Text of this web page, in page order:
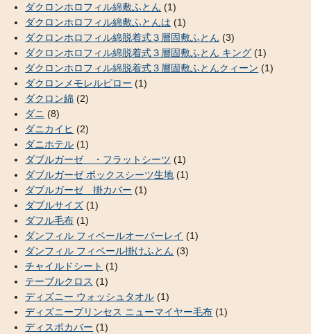
ダクロンホロフィル綿敷ふとん (1)
ダクロンホロフィル綿敷ふとんは (1)
ダクロンホロフィル綿脱着式３層固敷ふとん (3)
ダクロンホロフィル綿脱着式３層固敷ふとん キング (1)
ダクロンホロフィル綿脱着式３層固敷ふとんクィーン (1)
ダクロンメモレルピロー (1)
ダクロン綿 (2)
ダニ (8)
ダニカイヒ (2)
ダニホテル (1)
ダブルガーゼ ・フラットシーツ (1)
ダブルガーゼ ボックスシーツ生地 (1)
ダブルガーゼ 掛カバー (1)
ダブルサイズ (1)
ダフル毛布 (1)
ダンフィル フィベールオーバーレイ (1)
ダンフィル フィベール掛けふとん (3)
チャイルドシート (1)
テーブルクロス (1)
ディズニー ウォッシュタオル (1)
ディズニープリンセス ニューマイヤー毛布 (1)
ディスポカバー (1)